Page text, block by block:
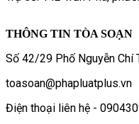
THÔNG TIN TÒA SOẠN
Số 42/29 Phố Nguyễn Chí
toasoan@phapluatplus.vn
Điện thoại liên hệ -